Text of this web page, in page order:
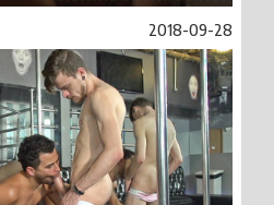
2018-09-28